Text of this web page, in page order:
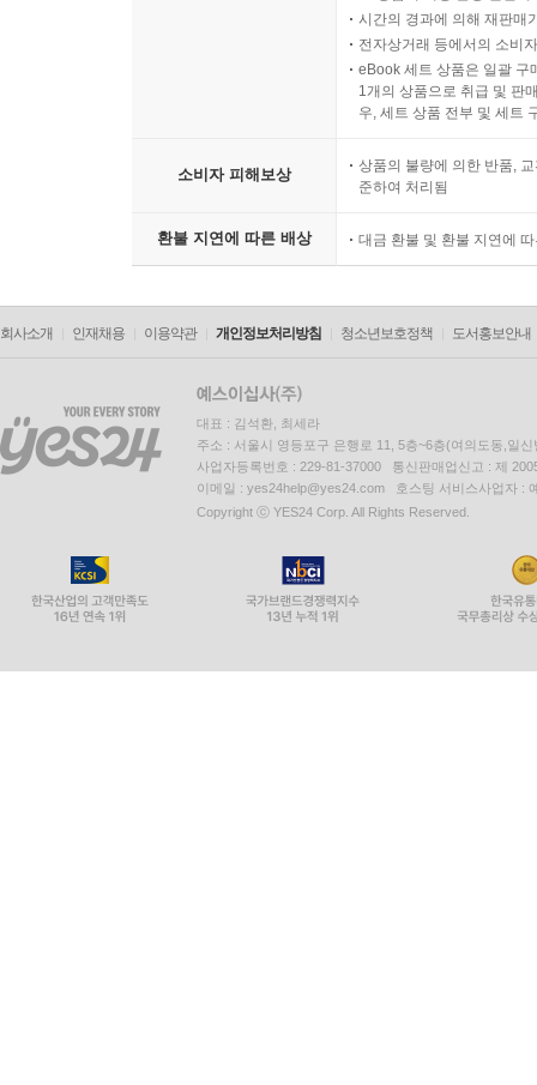
시간의 경과에 의해 재판매
전자상거래 등에서의 소비
eBook 세트 상품은 일괄 구
1개의 상품으로 취급 및 판
우, 세트 상품 전부 및 세트
소비자 피해보상
상품의 불량에 의한 반품,
준하여 처리됨
환불 지연에 따른 배상 대금 환불 및 환불 지연에
회사소개 인재채용 이용약관 개인정보처리방침 청소년보호정책 도서홍보안내
대표 : 김석환, 최세라
주소 : 서울시 영등포구 은행로 11, 5층~6층(여의도동,일신
사업자등록번호 : 229-81-37000 통신판매업신고 : 제
이메일 : yes24help@yes24.com 호스팅 서비스사업자 :
Copyright ⓒ YES24 Corp. All Rights Reserved.